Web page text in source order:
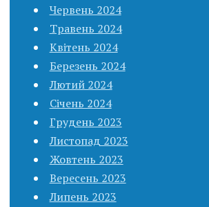
Червень 2024
Травень 2024
Квітень 2024
Березень 2024
Лютий 2024
Січень 2024
Грудень 2023
Листопад 2023
Жовтень 2023
Вересень 2023
Липень 2023